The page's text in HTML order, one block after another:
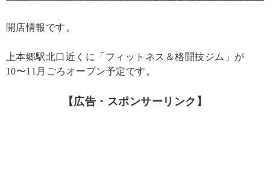
開店情報です。
上本郷駅北口近くに「フィットネス＆格闘技ジム」が
10〜11月ごろオープン予定です。
【広告・スポンサーリンク】